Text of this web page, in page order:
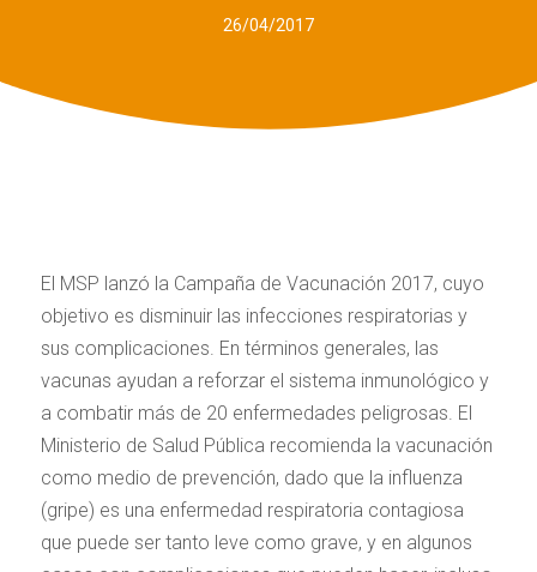
26/04/2017
El MSP lanzó la Campaña de Vacunación 2017, cuyo
objetivo es disminuir las infecciones respiratorias y
sus complicaciones. En términos generales, las
vacunas ayudan a reforzar el sistema inmunológico y
a combatir más de 20 enfermedades peligrosas. El
Ministerio de Salud Pública recomienda la vacunación
como medio de prevención, dado que la influenza
(gripe) es una enfermedad respiratoria contagiosa
que puede ser tanto leve como grave, y en algunos